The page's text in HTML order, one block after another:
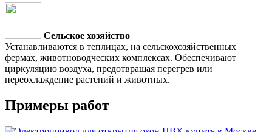
Сельское хозяйство
Устанавливаются в теплицах, на сельскохозяйственных
фермах, животноводческих комплексах. Обеспечивают
циркуляцию воздуха, предотвращая перегрев или
переохлаждение растений и животных.
Примеры работ